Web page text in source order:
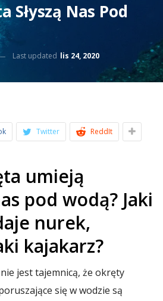
Słyszą Nas Pod
Last updated lis 24, 2020
Twitter ReddIt
umieją
pod wodą? Jaki
nurek,
kajakarz?
jest tajemnicą, że okręty
się w wodzie są